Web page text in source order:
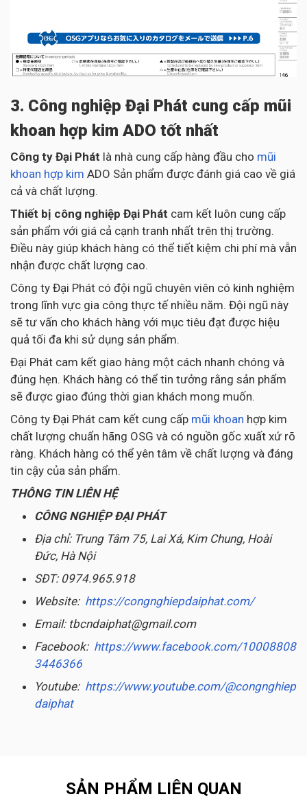
3. Công nghiệp Đại Phát cung cấp mũi
khoan hợp kim ADO tốt nhất
Công ty Đại Phát là nhà cung cấp hàng đầu cho mũi
khoan hợp kim ADO Sản phẩm được đánh giá cao về giá
cả và chất lượng.
Thiết bị công nghiệp Đại Phát cam kết luôn cung cấp
sản phẩm với giá cả cạnh tranh nhất trên thị trường.
Điều này giúp khách hàng có thể tiết kiệm chi phí mà vẫn
nhận được chất lượng cao.
Công ty Đại Phát có đội ngũ chuyên viên có kinh nghiệm
trong lĩnh vực gia công thực tế nhiều năm. Đội ngũ này
sẽ tư vấn cho khách hàng với mục tiêu đạt được hiệu
quả tối đa khi sử dụng sản phẩm.
Đại Phát cam kết giao hàng một cách nhanh chóng và
đúng hẹn. Khách hàng có thể tin tưởng rằng sản phẩm
sẽ được giao đúng thời gian khách mong muốn.
Công ty Đại Phát cam kết cung cấp mũi khoan hợp kim
chất lượng chuẩn hãng OSG và có nguồn gốc xuất xứ rõ
ràng. Khách hàng có thể yên tâm về chất lượng và đáng
tin cậy của sản phẩm.
THÔNG TIN LIÊN HỆ
CÔNG NGHIỆP ĐẠI PHÁT
Địa chỉ: Trung Tâm 75, Lai Xá, Kim Chung, Hoài
Đức, Hà Nội
SĐT: 0974.965.918
Website: https://congnghiepdaiphat.com/
Email: tbcndaiphat@gmail.com
Facebook: https://www.facebook.com/10008808
3446366
Youtube: https://www.youtube.com/@congnghiep
daiphat
SẢN PHẨM LIÊN QUAN